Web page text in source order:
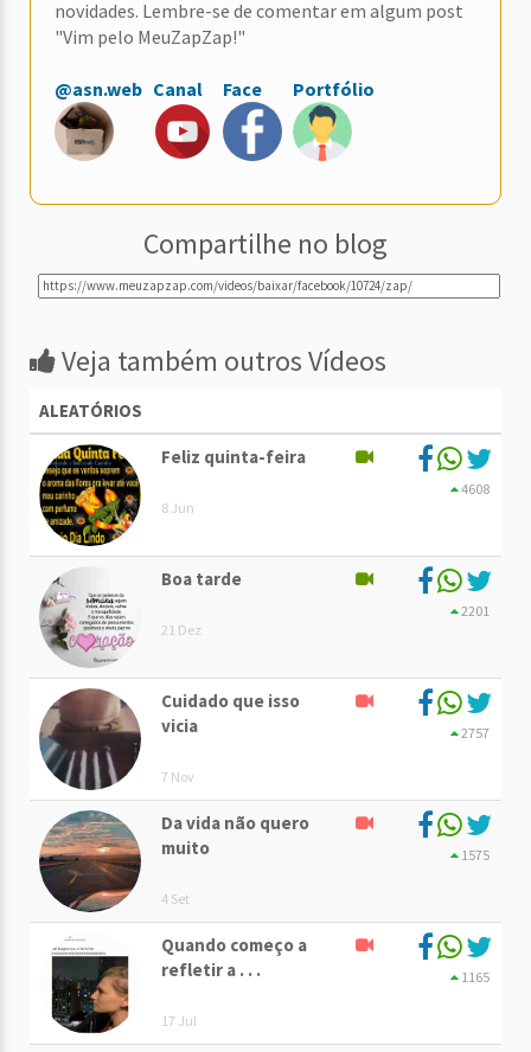
novidades. Lembre-se de comentar em algum post
"Vim pelo MeuZapZap!"
@asn.web Canal Face Portfólio
Compartilhe no blog
Veja também outros Vídeos
ALEATÓRIOS
Feliz quinta-feira
8 Jun
4608
Boa tarde
21 Dez
2201
Cuidado que isso
vicia
7 Nov
2757
Da vida não quero
muito
4 Set
1575
Quando começo a
refletir a . . .
17 Jul
1165